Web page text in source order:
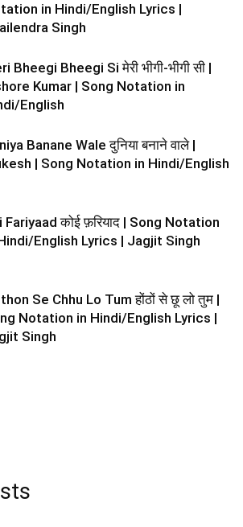
in Hindi/English Lyrics |
Singh
Bheegi Bheegi Si मेरी भीगी-भीगी सी |
Kumar | Song Notation in
English
Banane Wale दुनिया बनाने वाले |
| Song Notation in Hindi/English
Fariyaad कोई फ़रियाद | Song Notation
English Lyrics | Jagjit Singh
Se Chhu Lo Tum होंठों से छू लो तुम |
Notation in Hindi/English Lyrics |
Singh